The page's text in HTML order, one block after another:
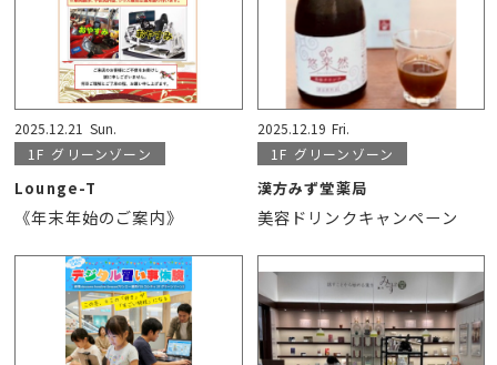
2025.12.21 Sun.
1F グリーンゾーン
Lounge-T
《年末年始のご案内》
2025.12.19 Fri.
1F グリーンゾーン
漢方みず堂薬局
美容ドリンクキャンペーン